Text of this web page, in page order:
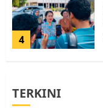
4
TERKINI